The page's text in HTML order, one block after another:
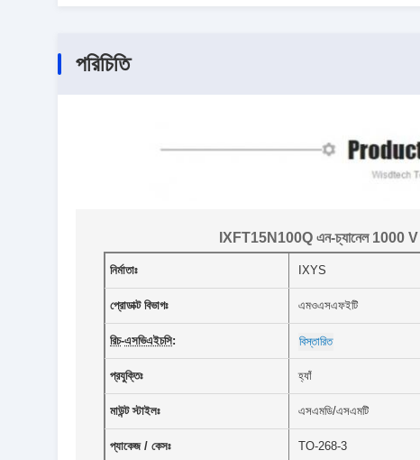
পরিচিতি
IXFT15N100Q এন-চ্যানেল 1000
নির্মাতাঃ IXYS
প্রোডাক্ট বিভাগঃ এমওএসএফইটি
রিচ-এসভিএইচসি: বিস্তারিত
প্রযুক্তিঃ হ্যাঁ
মাউন্ট স্টাইলঃ এসএমডি/এসএমটি
প্যাকেজ / কেসঃ TO-268-3